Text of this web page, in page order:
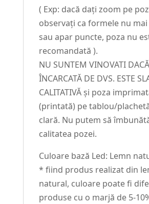
( Exp: dacă dați zoom pe
observați ca formele nu
sau apar puncte, poza nu
recomandată ).
NU SUNTEM VINOVATI
ÎNCARCATĂ DE DVS. ESTE
CALITATIVĂ și poza
(printată) pe tablou/
clară. Nu putem să
calitatea pozei.
Culoare bază Led: Lemn
* fiind produs realizat din
natural, culoare poate fi
produse cu o marjă de 5-